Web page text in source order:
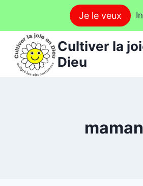
contenu
Je le veux
Cultiver la
Dieu
maman